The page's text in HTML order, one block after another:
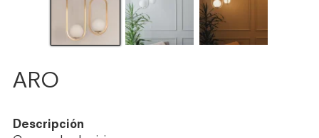
ARO
Descripción